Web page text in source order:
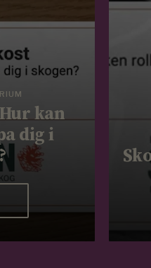
kan
dig i